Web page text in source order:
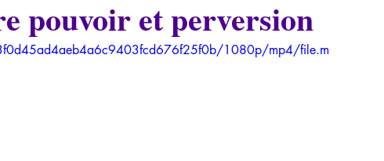
Retrouver son pouvoir personnel Traumatisme
pouvoir et perversion
1080p/mp4/file.m